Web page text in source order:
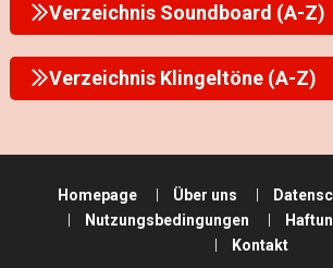
Verzeichnis Soundboard (A-Z)
Verzeichnis Klingeltöne (A-Z)
Homepage Über uns
Nutzungsbedingungen
Kontakt